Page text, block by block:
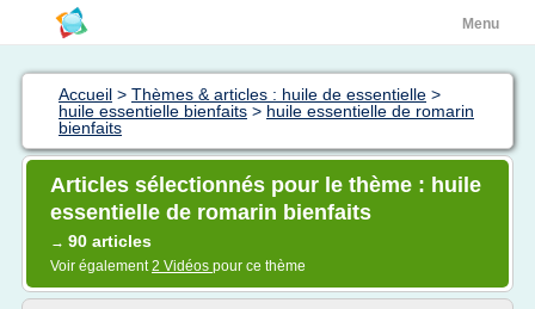
Menu
Accueil > Thèmes & articles : huile de essentielle >
huile essentielle bienfaits > huile essentielle de romarin
bienfaits
Articles sélectionnés pour le thème : huile
essentielle de romarin bienfaits
→ 90 articles
Voir également2 Vidéos pour ce thème